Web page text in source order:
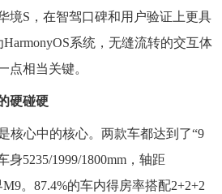
境S，在智驾口碑和用户验证上更具
系统，无缝流转的交互体
点相当关键。
硬碰硬
核心中的核心。两款车都达到了“9
身5235/1999/1800mm，轴距
。87.4%的车内得房率搭配2+2+2